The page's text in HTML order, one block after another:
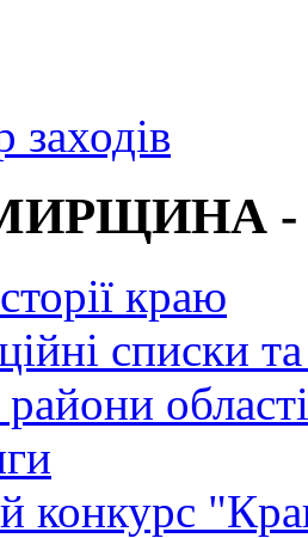
заходів
-
краю
списки
області
конкурс